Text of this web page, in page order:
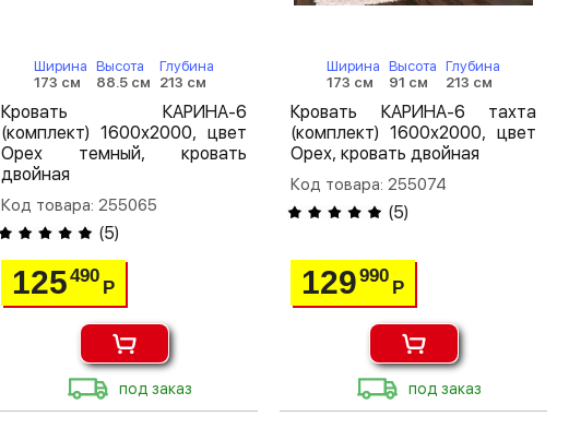
Ширина
173 см
Высота
88.5 см
Глубина
213 см
Кровать КАРИНА-6
(комплект) 1600х2000, цвет
Орех темный, кровать
двойная
Код товара: 255065
(5)
125490
Р
под заказ
Ширина
173 см
Высота
91 см
Глубина
213 см
Кровать КАРИНА-6 тахта
(комплект) 1600х2000, цвет
Орех, кровать двойная
Код товара: 255074
(5)
129990
Р
под заказ